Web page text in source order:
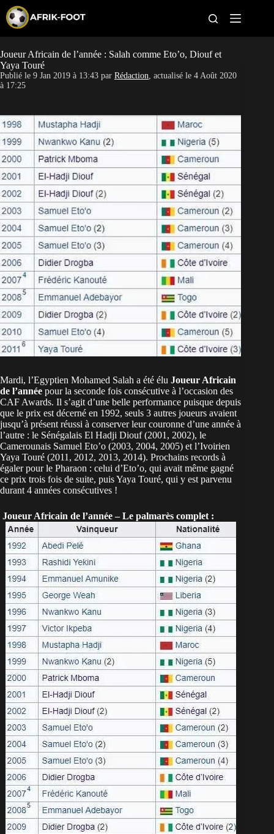
p
t
o
c
o
e
n
t
CAN féminine
Pays
Classement
Paris sportifs
Joueur Africain de l’année : Salah comme Eto’o, Diouf et
Yaya Touré
Publié le 9 Jan 2019 à 13:43 par Rédaction, actualisé le 4 Août 2020
à 17:25
Mardi, l’Egyptien Mohamed Salah a été élu Joueur Africain
de l’année pour la seconde fois consécutive à l’occasion des
CAF Awards. Il s’agit d’une belle performance puisque depuis
que le prix est décerné en 1992, seuls 3 autres joueurs avaient
jusqu’à présent réussi à conserver leur couronne d’une année à
l’autre : le Sénégalais El Hadji Diouf (2001, 2002), le
Camerounais Samuel Eto’o (2003, 2004, 2005) et l’Ivoirien
Yaya Touré (2011, 2012, 2013, 2014). Prochains records à
égaler pour le Pharaon : celui d’Eto’o, qui avait même gagné
ce prix trois fois de suite, puis Yaya Touré, qui y est parvenu
durant 4 années consécutives !
Joueur Africain de l’année – Le palmarès complet :